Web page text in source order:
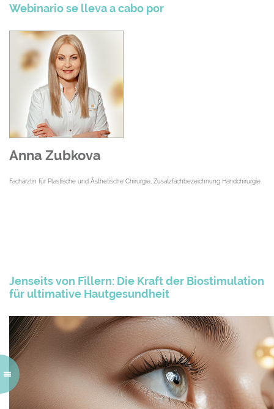
Webinario se lleva a cabo por
Anna Zubkova
Fachärztin für Plastische und Ästhetische Chirurgie, Zusatzfachbezeichnung Handchirurgie
Jenseits von Fillern: Die Kraft der Biostimulation
für ultimative Hautgesundheit